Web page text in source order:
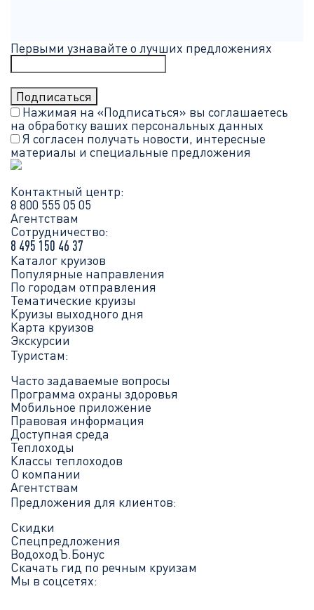
Первыми узнавайте о лучших предложениях
Нажимая на «Подписаться» вы соглашаетесь
на обработку ваших персональных данных
Я согласен получать новости, интересные
материалы и специальные предложения
Контактный центр:
8 800 555 05 05
Агентствам
Сотрудничество:
8 495 150 46 37
Каталог круизов
Популярные направления
По городам отправления
Тематические круизы
Круизы выходного дня
Карта круизов
Экскурсии
Туристам:
Часто задаваемые вопросы
Программа охраны здоровья
Мобильное приложение
Правовая информация
Доступная среда
Теплоходы
Классы теплоходов
О компании
Агентствам
Предложения для клиентов:
Скидки
Спецпредложения
ВодоходЪ.Бонус
Скачать гид по речным круизам
Мы в соцсетях: